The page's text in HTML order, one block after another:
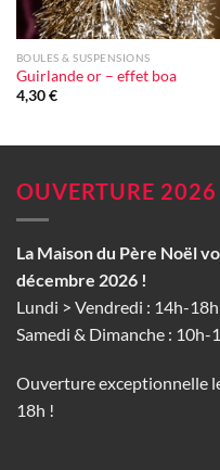
BOULES & SUSPENSIONS
Guirlande or – effet boa
4,30€
OUVERTURE 2026
La Maison du Père Noël
décembre 2026 !
Lundi > Vendredi : 14h-18h
Samedi & Dimanche : 10h-
Ouverture exceptionnelle
18h !